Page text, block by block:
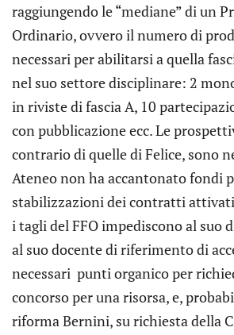
raggiungendo le “mediane” di un
Ordinario, ovvero il numero di
necessari per abilitarsi a quella
nel suo settore disciplinare: 2
in riviste di fascia A, 10
con pubblicazione ecc. Le
contrario di quelle di Felice, sono
Ateneo non ha accantonato fondi
stabilizzazioni dei contratti attivati
i tagli del FFO impediscono al suo
al suo docente di riferimento di
necessari punti organico per
concorso per una risorsa, e,
riforma Bernini, su richiesta della